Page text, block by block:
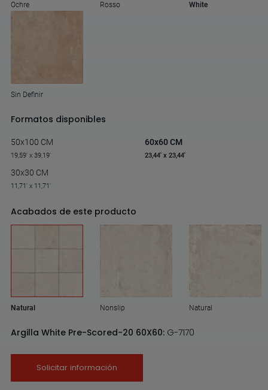
Ochre Rosso White
Sin Definir
Formatos disponibles
50x100 CM
19,59' x 39,19'
60x60 CM
23,44' x 23,44'
30x30 CM
11,71' x 11,71'
Acabados de este producto
Natural Nonslip Natural
Argilla White Pre-Scored-20 60X60: G-7170
Solicitar información